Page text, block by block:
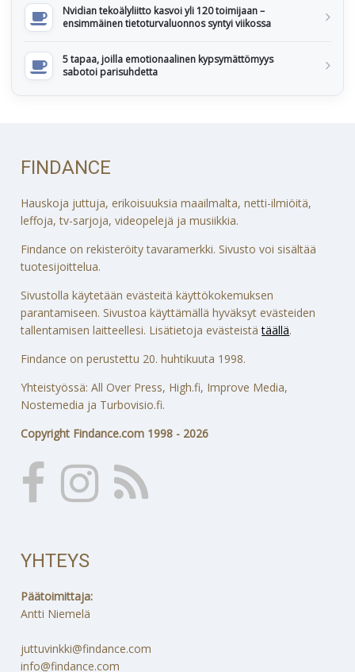
Nvidian tekoälyliitto kasvoi yli 120 toimijaan –
ensimmäinen tietoturvaluonnos syntyi viikossa
5 tapaa, joilla emotionaalinen kypsymättömyys
sabotoi parisuhdetta
FINDANCE
Hauskoja juttuja, erikoisuuksia maailmalta, netti-ilmiöitä,
leffoja, tv-sarjoja, videopelejä ja musiikkia.
Findance on rekisteröity tavaramerkki. Sivusto voi sisältää
tuotesijoittelua.
Sivustolla käytetään evästeitä käyttökokemuksen
parantamiseen. Sivustoa käyttämällä hyväksyt evästeiden
tallentamisen laitteellesi. Lisätietoja evästeistätäällä.
Findance on perustettu 20. huhtikuuta 1998.
Yhteistyössä: All Over Press, High.fi, Improve Media,
Nostemedia ja Turbovisio.fi.
Copyright Findance.com 1998 - 2026
YHTEYS
Päätoimittaja:
Antti Niemelä
juttuvinkki@findance.com
info@findance.com